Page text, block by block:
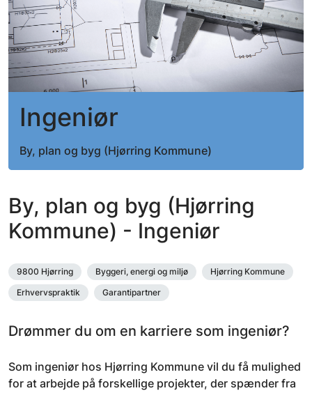
Ingeniør
By, plan og byg (Hjørring Kommune)
By, plan og byg (Hjørring
Kommune) - Ingeniør
9800 Hjørring Byggeri, energi og miljø
Hjørring Kommune
Erhvervspraktik
Garantipartner
Drømmer du om en karriere som ingeniør?
Som ingeniør hos Hjørring Kommune vil du få mulighed
for at arbejde på forskellige projekter, der spænder fra